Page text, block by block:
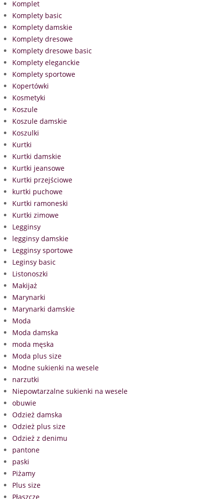
Komplet
Komplety basic
Komplety damskie
Komplety dresowe
Komplety dresowe basic
Komplety eleganckie
Komplety sportowe
Kopertówki
Kosmetyki
Koszule
Koszule damskie
Koszulki
Kurtki
Kurtki damskie
Kurtki jeansowe
Kurtki przejściowe
kurtki puchowe
Kurtki ramoneski
Kurtki zimowe
Legginsy
legginsy damskie
Legginsy sportowe
Leginsy basic
Listonoszki
Makijaż
Marynarki
Marynarki damskie
Moda
Moda damska
moda męska
Moda plus size
Modne sukienki na wesele
narzutki
Niepowtarzalne sukienki na wesele
obuwie
Odzież damska
Odzież plus size
Odzież z denimu
pantone
paski
Piżamy
Plus size
Płaszcze